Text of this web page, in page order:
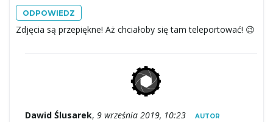
ODPOWIEDZ
Zdjęcia są przepiękne! Aż chciałoby się tam teleportować! 😉
Dawid Ślusarek, 9 września 2019, 10:23 AUTOR